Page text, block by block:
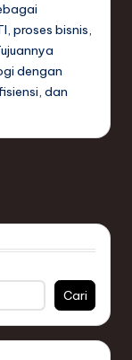
proses bisnis,
dengan
dan
Cari